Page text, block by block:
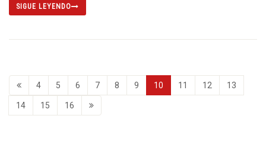
SIGUE LEYENDO
4 5 6 7 8 9 10 11 12 13
14 15 16